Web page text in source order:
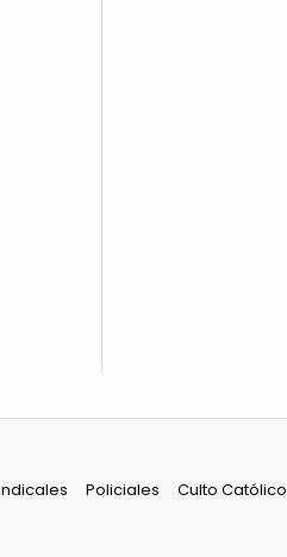
Policiales Culto Católico